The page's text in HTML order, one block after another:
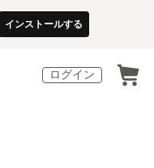
インストールする
ログイン